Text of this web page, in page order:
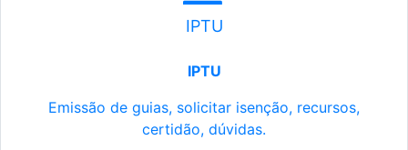
IPTU
IPTU
Emissão de guias, solicitar isenção, recursos,
certidão, dúvidas.